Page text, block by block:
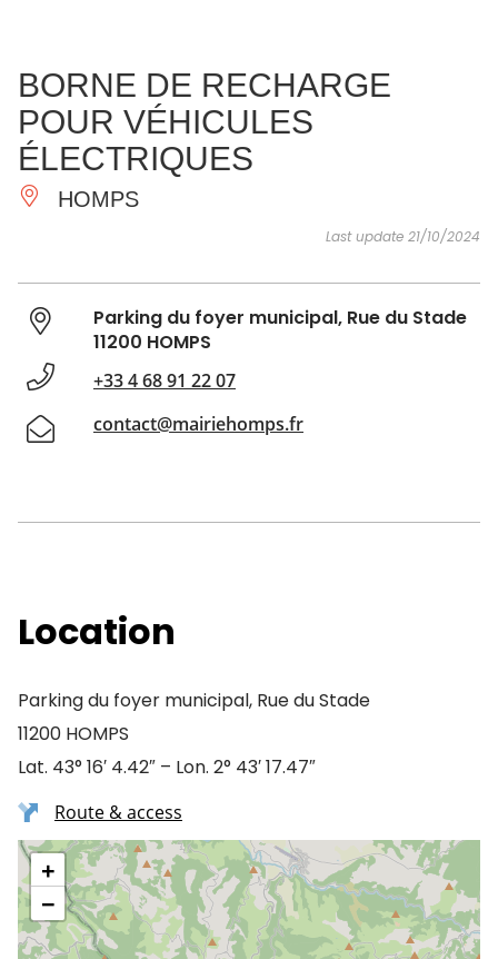
ESSENTIAL
AND
DO
INSPIRATIONS AGENDA
BORNE DE RECHARGE
POUR VÉHICULES
ÉLECTRIQUES
HOMPS
Last update 21/10/2024
Parking du foyer municipal, Rue du Stade
11200 HOMPS
+33 4 68 91 22 07
contact@mairiehomps.fr
Location
Parking du foyer municipal, Rue du Stade
11200 HOMPS
Lat. 43° 16′ 4.42″ – Lon. 2° 43′ 17.47″
Route & access
+
−